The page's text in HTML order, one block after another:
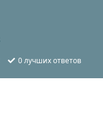
0лучших ответов